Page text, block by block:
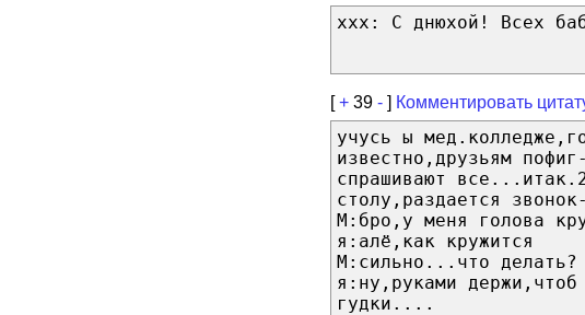
xxx: С днюхой! Всех
[+ 39 - ] Комментировать
учусь ы
известно,друзьям
спрашивают
столу,раздается
М:бро,у меня голова
я:алё,как кружится
М:сильно...что делать?
я:ну,руками держи,чтоб
гудки....